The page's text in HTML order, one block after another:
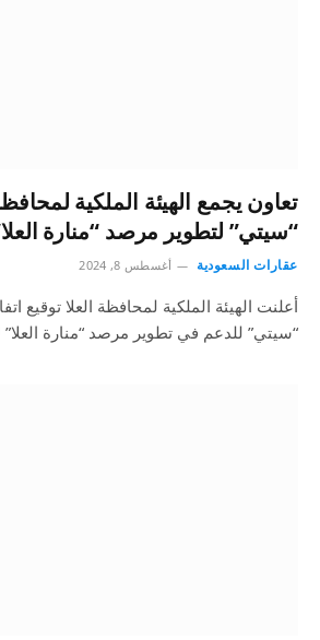
تعاون يجمع الهيئة الملكية
“سيتي” لتطوير مرصد “منارة
عقارات السعودية أغسطس 8, 2024
أعلنت الهيئة الملكية لمحافظة العلا توقيع
“سيتي” للدعم في تطوير مرصد “منارة